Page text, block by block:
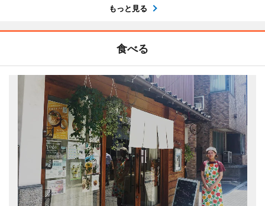
もっと見る
食べる